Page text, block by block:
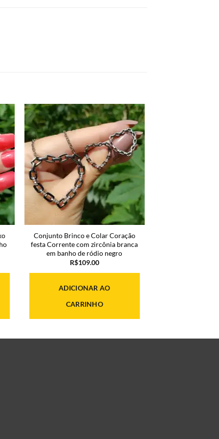
Conjunto Brinco e Colar Coração
festa Corrente com zircônia branca
em banho de ródio negro
R$109.00
ADICIONAR AO
CARRINHO